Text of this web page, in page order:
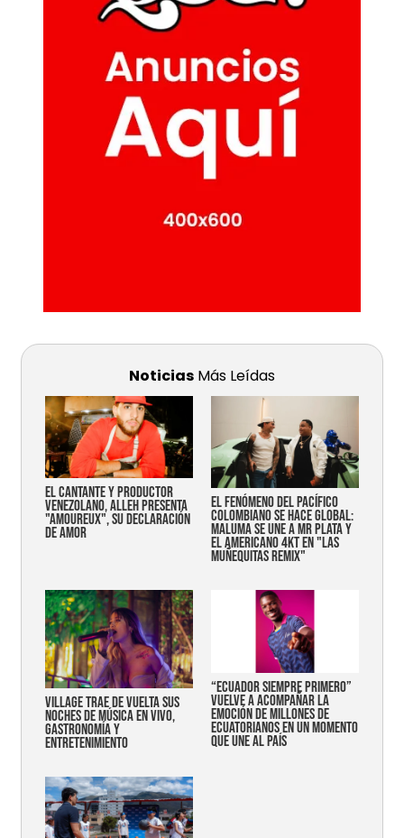
Noticias Más Leídas
EL CANTANTE Y PRODUCTOR
VENEZOLANO, ALLEH PRESENTA
"AMOUREUX", SU DECLARACIÓN
DE AMOR
EL FENÓMENO DEL PACÍFICO
COLOMBIANO SE HACE GLOBAL:
MALUMA SE UNE A MR PLATA Y
EL AMERICANO 4KT EN "LAS
MUÑEQUITAS REMIX"
Village trae de vuelta sus
noches de música en vivo,
gastronomía y
entretenimiento
“Ecuador siempre primero”
vuelve a acompañar la
emoción de millones de
ecuatorianos en un momento
que une al país